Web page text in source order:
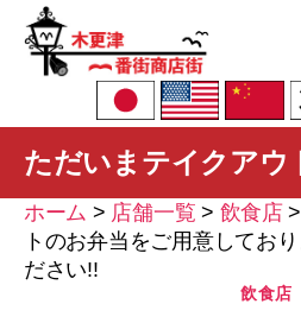
一
番
街
商
店
ただいまテイクアウ
用意しております！
ホーム > 店舗一覧 > 飲食店>
トのお弁当をご用意してお
ださい!!
カ
飲食店